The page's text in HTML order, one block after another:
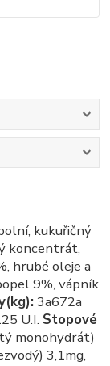
kukuřičný
koncentrát,
hrubé oleje a
9%, vápník
3a672a
U.I. Stopové
monohydrát)
3,1mg,